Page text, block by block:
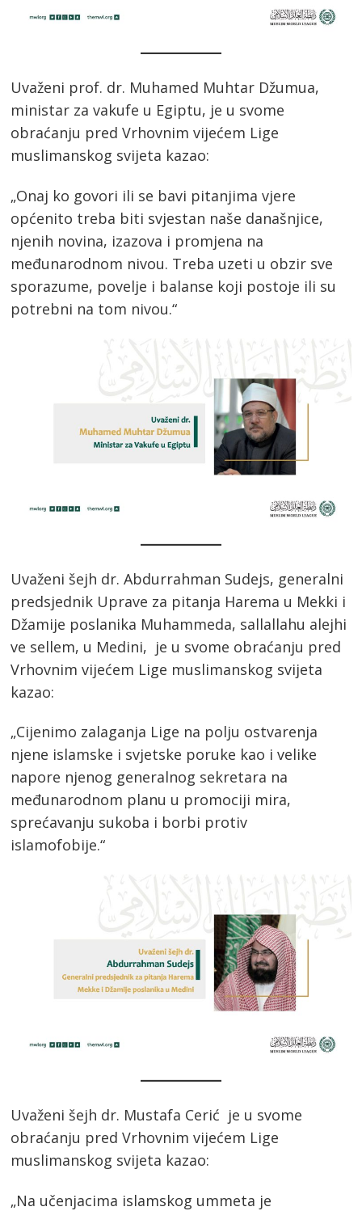
Uvaženi prof. dr. Muhamed Muhtar Džumua,
ministar za vakufe u Egiptu, je u svome
obraćanju pred Vrhovnim vijećem Lige
muslimanskog svijeta kazao:
„Onaj ko govori ili se bavi pitanjima vjere
općenito treba biti svjestan naše današnjice,
njenih novina, izazova i promjena na
međunarodnom nivou. Treba uzeti u obzir sve
sporazume, povelje i balanse koji postoje ili su
potrebni na tom nivou.“
Uvaženi šejh dr. Abdurrahman Sudejs, generalni
predsjednik Uprave za pitanja Harema u Mekki i
Džamije poslanika Muhammeda, sallallahu alejhi
ve sellem, u Medini, je u svome obraćanju pred
Vrhovnim vijećem Lige muslimanskog svijeta
kazao:
„Cijenimo zalaganja Lige na polju ostvarenja
njene islamske i svjetske poruke kao i velike
napore njenog generalnog sekretara na
međunarodnom planu u promociji mira,
sprećavanju sukoba i borbi protiv
islamofobije.“
Uvaženi šejh dr. Mustafa Cerić je u svome
obraćanju pred Vrhovnim vijećem Lige
muslimanskog svijeta kazao:
„Na učenjacima islamskog ummeta je